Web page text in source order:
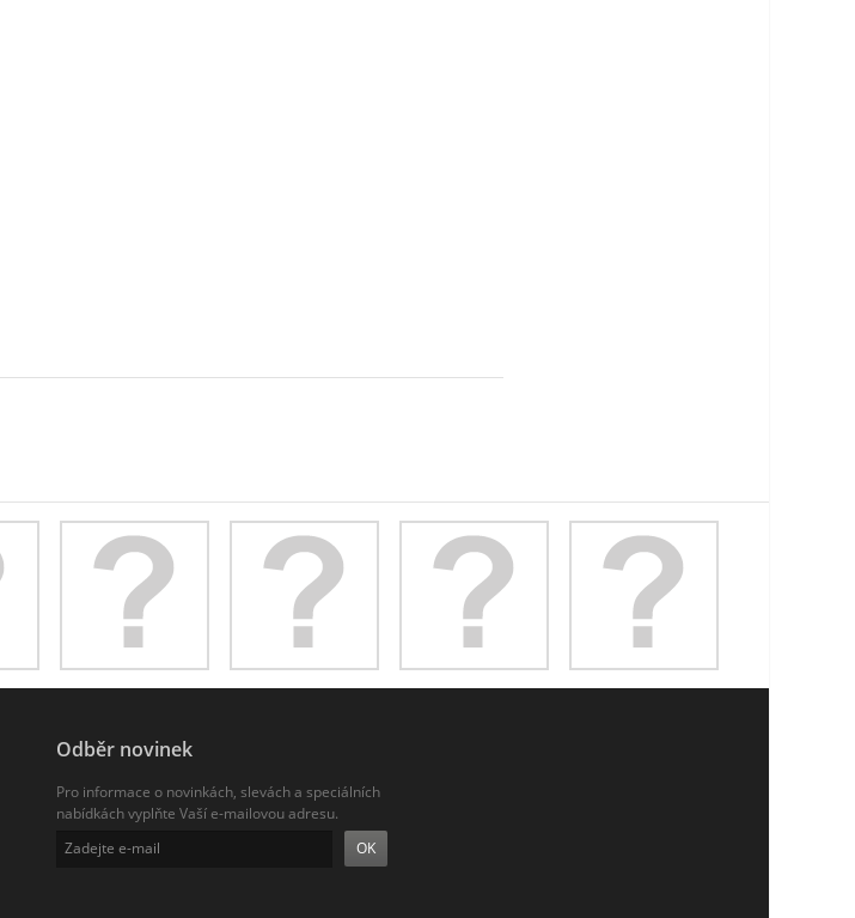
Odběr novinek
Pro informace o novinkách, slevách a speciálních
nabídkách vyplňte Vaší e-mailovou adresu.
OK